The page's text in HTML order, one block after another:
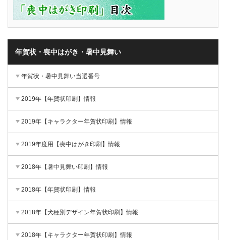
年賀状・喪中はがき・暑中見舞い
年賀状・暑中見舞い当選番号
2019年【年賀状印刷】情報
2019年【キャラクター年賀状印刷】情報
2019年度用【喪中はがき印刷】情報
2018年【暑中見舞い印刷】情報
2018年【年賀状印刷】情報
2018年【犬種別デザイン年賀状印刷】情報
2018年【キャラクター年賀状印刷】情報